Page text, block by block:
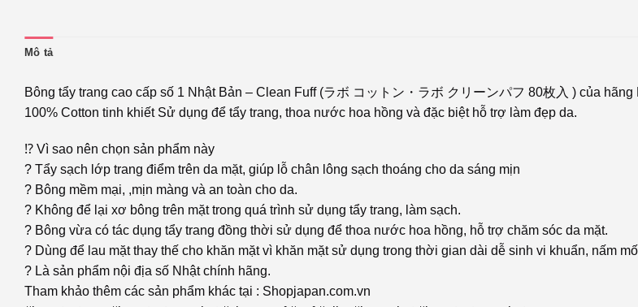
Mô tả
Bông tẩy trang cao cấp số 1 Nhật Bản – Clean Fuff (ラボ コットン・ラボ クリーンパフ 80枚入 ) của
100% Cotton tinh khiết Sử dụng để tẩy trang, thoa nước hoa hồng và đặc biệt hỗ trợ làm đẹp da.
⁉️ Vì sao nên chọn sản phẩm này
? Tẩy sạch lớp trang điểm trên da mặt, giúp lỗ chân lông sạch thoáng cho da sáng mịn
? Bông mềm mại, ,mịn màng và an toàn cho da.
? Không để lại xơ bông trên mặt trong quá trình sử dụng tẩy trang, làm sạch.
? Bông vừa có tác dụng tẩy trang đồng thời sử dụng để thoa nước hoa hồng, hỗ trợ chăm sóc da mặt.
? Dùng để lau mặt thay thế cho khăn mặt vì khăn mặt sử dụng trong thời gian dài dễ sinh vi khuẩn, nấm
? Là sản phẩm nội địa số Nhật chính hãng.
Tham khảo thêm các sản phẩm khác tại : Shopjapan.com.vn